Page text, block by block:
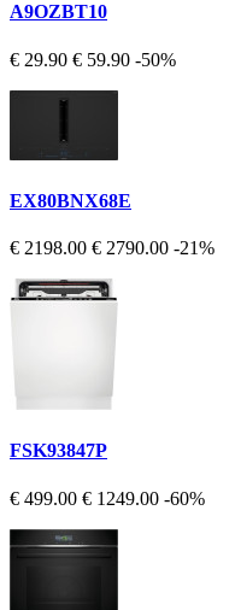
A9OZBT10
€ 29.90 € 59.90 -50%
EX80BNX68E
€ 2198.00 € 2790.00 -21%
FSK93847P
€ 499.00 € 1249.00 -60%